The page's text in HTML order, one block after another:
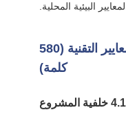
4كيفية تطبيقها الفعلي والمعايير التقنية (580
كلمة)
4.1 خلفية المشروع